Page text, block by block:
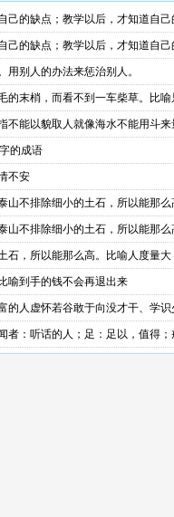
己的缺点；教学以后，才知道自
己的缺点；教学以后，才知道自
用别人的办法来惩治别人。
的末梢，而看不到一车柴草。比
不能以貌取人就像海水不能用斗来
的成语
不安
山不排除细小的土石，所以能那
山不排除细小的土石，所以能那
石，所以能那么高。比喻人度量
喻到手的钱不会再退出来
的人虚怀若谷敢于向没才干、学
者：听话的人；足：足以，值得